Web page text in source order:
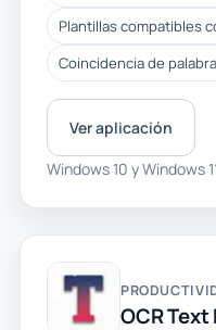
Plantillas compatibles
Coincidencia de
Ver aplicación
Windows 10 y Windows
OCR